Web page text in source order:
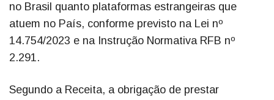
no Brasil quanto plataformas estrangeiras que
atuem no País, conforme previsto na Lei nº
14.754/2023 e na Instrução Normativa RFB nº
2.291.
Segundo a Receita, a obrigação de prestar